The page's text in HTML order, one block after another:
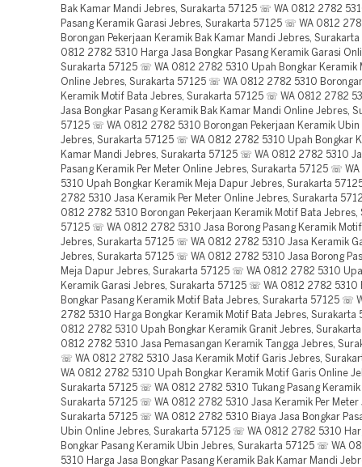
Bak Kamar Mandi Jebres, Surakarta 57125 ☏ WA 0812 2782
Pasang Keramik Garasi Jebres, Surakarta 57125 ☏ WA 0812
Borongan Pekerjaan Keramik Bak Kamar Mandi Jebres,
0812 2782 5310 Harga Jasa Bongkar Pasang Keramik Garasi
Surakarta 57125 ☏ WA 0812 2782 5310 Upah Bongkar Keramik
Online Jebres, Surakarta 57125 ☏ WA 0812 2782 5310
Keramik Motif Bata Jebres, Surakarta 57125 ☏ WA 0812 2782
Jasa Bongkar Pasang Keramik Bak Kamar Mandi Online Jebres,
57125 ☏ WA 0812 2782 5310 Borongan Pekerjaan Keramik Ubin
Jebres, Surakarta 57125 ☏ WA 0812 2782 5310 Upah Bongkar
Kamar Mandi Jebres, Surakarta 57125 ☏ WA 0812 2782 5310
Pasang Keramik Per Meter Online Jebres, Surakarta 57125 ☏
5310 Upah Bongkar Keramik Meja Dapur Jebres, Surakarta
2782 5310 Jasa Keramik Per Meter Online Jebres, Surakarta
0812 2782 5310 Borongan Pekerjaan Keramik Motif Bata Jebres,
57125 ☏ WA 0812 2782 5310 Jasa Borong Pasang Keramik
Jebres, Surakarta 57125 ☏ WA 0812 2782 5310 Jasa Keramik
Jebres, Surakarta 57125 ☏ WA 0812 2782 5310 Jasa Borong
Meja Dapur Jebres, Surakarta 57125 ☏ WA 0812 2782 5310
Keramik Garasi Jebres, Surakarta 57125 ☏ WA 0812 2782 5310
Bongkar Pasang Keramik Motif Bata Jebres, Surakarta 57125 ☏
2782 5310 Harga Bongkar Keramik Motif Bata Jebres, Surakarta
0812 2782 5310 Upah Bongkar Keramik Granit Jebres,
0812 2782 5310 Jasa Pemasangan Keramik Tangga Jebres,
☏ WA 0812 2782 5310 Jasa Keramik Motif Garis Jebres,
WA 0812 2782 5310 Upah Bongkar Keramik Motif Garis Online
Surakarta 57125 ☏ WA 0812 2782 5310 Tukang Pasang
Surakarta 57125 ☏ WA 0812 2782 5310 Jasa Keramik Per Meter
Surakarta 57125 ☏ WA 0812 2782 5310 Biaya Jasa Bongkar
Ubin Online Jebres, Surakarta 57125 ☏ WA 0812 2782 5310
Bongkar Pasang Keramik Ubin Jebres, Surakarta 57125 ☏ WA
5310 Harga Jasa Bongkar Pasang Keramik Bak Kamar Mandi